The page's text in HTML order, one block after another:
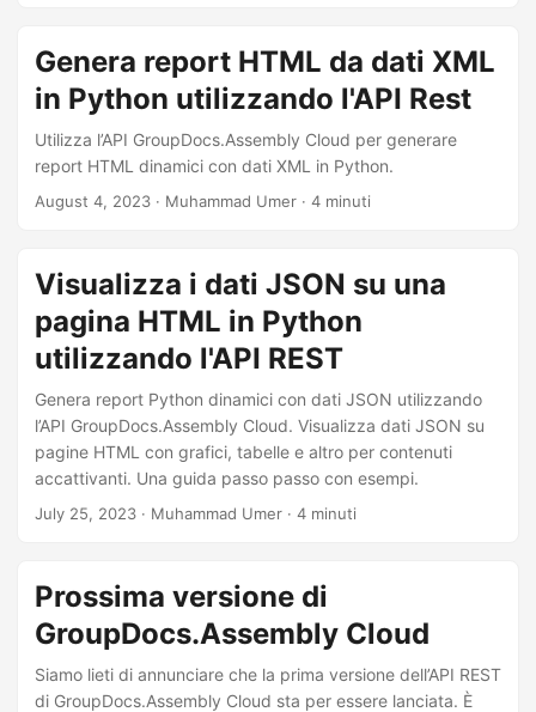
n
Genera report HTML da dati XML
in Python utilizzando l'API Rest
Utilizza l’API GroupDocs.Assembly Cloud per generare
report HTML dinamici con dati XML in Python.
August 4, 2023 · Muhammad Umer · 4 minuti
Visualizza i dati JSON su una
pagina HTML in Python
utilizzando l'API REST
Genera report Python dinamici con dati JSON utilizzando
l’API GroupDocs.Assembly Cloud. Visualizza dati JSON su
pagine HTML con grafici, tabelle e altro per contenuti
accattivanti. Una guida passo passo con esempi.
July 25, 2023 · Muhammad Umer · 4 minuti
Prossima versione di
GroupDocs.Assembly Cloud
Siamo lieti di annunciare che la prima versione dell’API REST
di GroupDocs.Assembly Cloud sta per essere lanciata. È